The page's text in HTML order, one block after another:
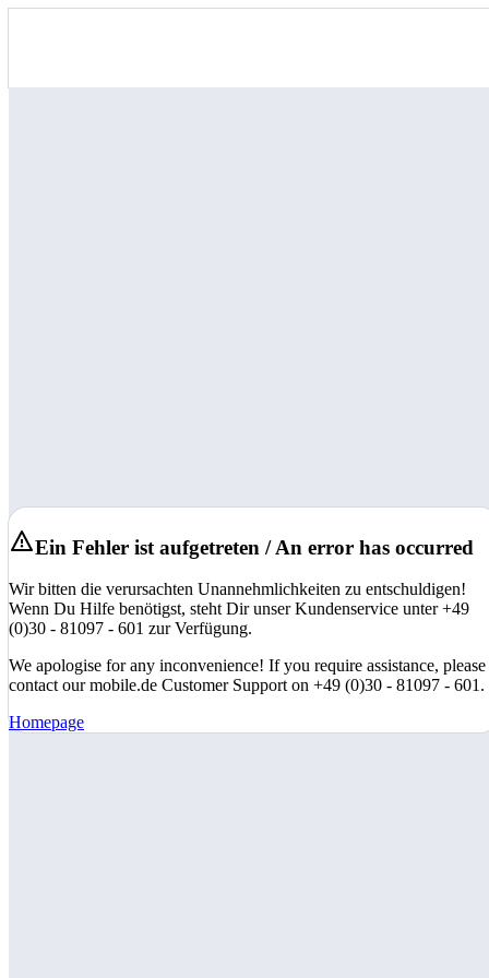
Ein Fehler ist aufgetreten / An error has occurred
Wir bitten die verursachten Unannehmlichkeiten zu entschuldigen!
Wenn Du Hilfe benötigst, steht Dir unser Kundenservice unter +49
(0)30 - 81097 - 601 zur Verfügung.
We apologise for any inconvenience! If you require assistance, please
contact our mobile.de Customer Support on +49 (0)30 - 81097 - 601.
Homepage